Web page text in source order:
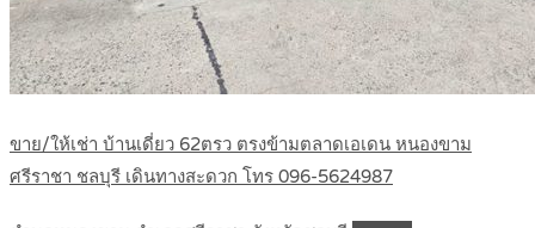
ขาย/ให้เช่า บ้านเดี่ยว 62ตรว ตรงข้ามตลาดเอเดน หนองขาม
ศรีราชา ชลบุรี เดินทางสะดวก โทร 096-5624987